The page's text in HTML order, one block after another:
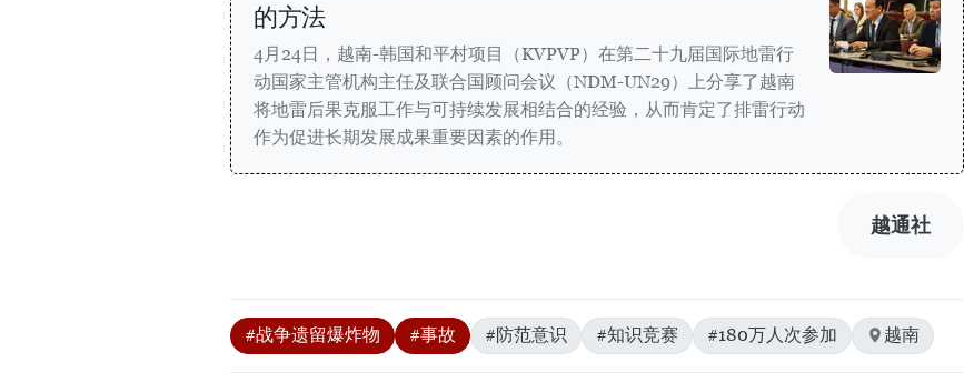
的方法
4月24日，越南-韩国和平村项目（KVPVP）在第二十九届国际地雷行
动国家主管机构主任及联合国顾问会议（NDM-UN29）上分享了越南
将地雷后果克服工作与可持续发展相结合的经验，从而肯定了排雷行动
作为促进长期发展成果重要因素的作用。
越通社
#战争遗留爆炸物 #事故 #防范意识 #知识竞赛 #180万人次参加 越南